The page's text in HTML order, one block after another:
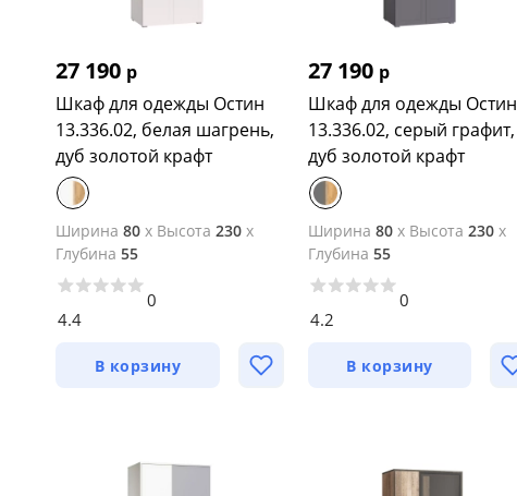
27 190 р
Шкаф для одежды Остин
13.336.02, белая шагрень,
дуб золотой крафт
Ширина 80 x Высота 230 x
Глубина 55
4.4
0
В корзину
27 190 р
Шкаф для одежды Остин
13.336.02, серый графит,
дуб золотой крафт
Ширина 80x Высота 230x
Глубина 55
4.2
0
В корзину